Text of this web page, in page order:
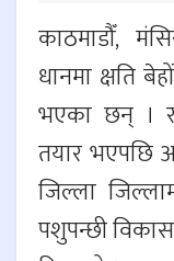
काठमाडौँ,
धानमा क्षति
भएका छन् ।
तयार भएपछि
जिल्ला
पशुपन्छी